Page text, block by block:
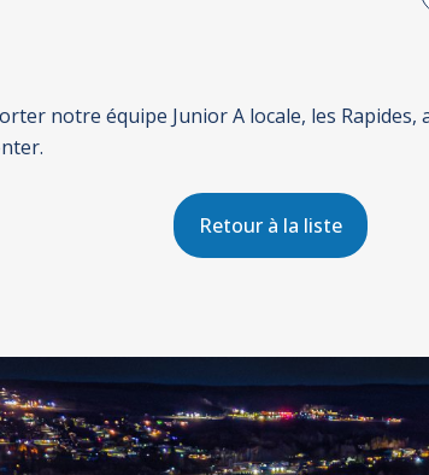
notre équipe Junior A locale, les Rapides,
Retour à la liste